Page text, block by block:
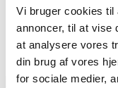
Vi bruger cookies til
annoncer, til at vise
at analysere vores
din brug af vores
for sociale medier,
FADB
Buejægerens
PF-taeppeskiver